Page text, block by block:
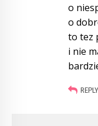
o
o
to tez
i nie
REPLY